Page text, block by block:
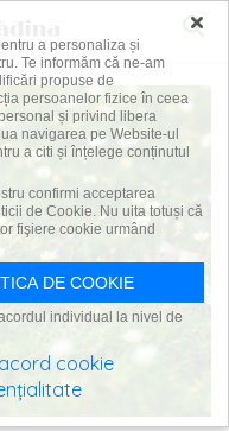
×
a personaliza și
Te informăm că ne-am
propuse de
persoanelor fizice în ceea
și privind libera
navigarea pe Website-ul
a citi și înțelege conținutul
confirmi acceptarea
de Cookie. Nu uita totuși că
fişiere cookie urmând
DE COOKIE
individual la nivel de
cookie